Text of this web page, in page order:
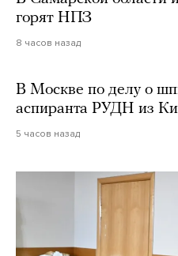
горят НПЗ
8 часов назад
В Москве по делу о
аспиранта РУДН из
5 часов назад